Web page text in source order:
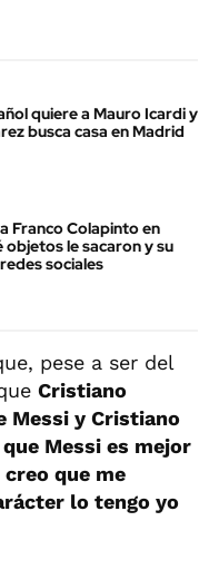
quiere a Mauro Icardi y
busca casa en Madrid
Franco Colapinto en
objetos le sacaron y su
sociales
pese a ser del
Cristiano
Messi y Cristiano
Messi es mejor
que me
lo tengo yo